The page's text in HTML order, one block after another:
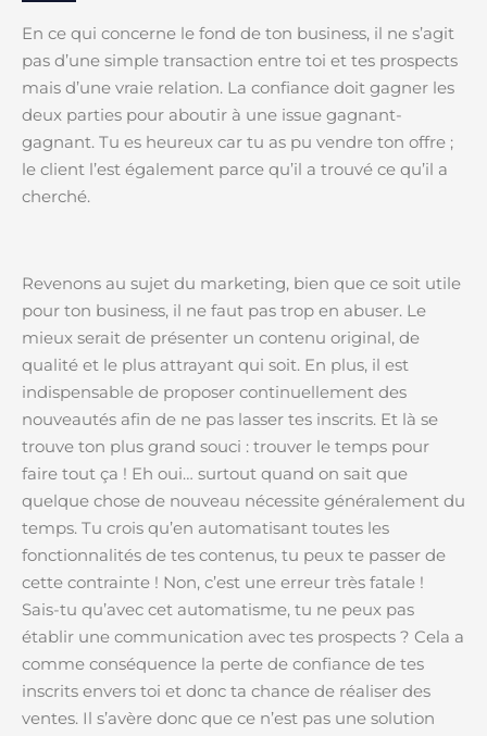
En ce qui concerne le fond de ton business, il ne s’agit
pas d’une simple transaction entre toi et tes prospects
mais d’une vraie relation. La confiance doit gagner les
deux parties pour aboutir à une issue gagnant-
gagnant. Tu es heureux car tu as pu vendre ton offre ;
le client l’est également parce qu’il a trouvé ce qu’il a
cherché.
Revenons au sujet du marketing, bien que ce soit utile
pour ton business, il ne faut pas trop en abuser. Le
mieux serait de présenter un contenu original, de
qualité et le plus attrayant qui soit. En plus, il est
indispensable de proposer continuellement des
nouveautés afin de ne pas lasser tes inscrits. Et là se
trouve ton plus grand souci : trouver le temps pour
faire tout ça ! Eh oui… surtout quand on sait que
quelque chose de nouveau nécessite généralement du
temps. Tu crois qu’en automatisant toutes les
fonctionnalités de tes contenus, tu peux te passer de
cette contrainte ! Non, c’est une erreur très fatale !
Sais-tu qu’avec cet automatisme, tu ne peux pas
établir une communication avec tes prospects ? Cela a
comme conséquence la perte de confiance de tes
inscrits envers toi et donc ta chance de réaliser des
ventes. Il s’avère donc que ce n’est pas une solution